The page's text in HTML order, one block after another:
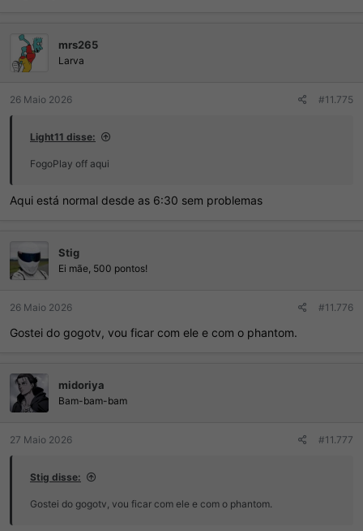
mrs265
Larva
26 Maio 2026 #11.775
Light11 disse:
FogoPlay off aqui
Aqui está normal desde as 6:30 sem problemas
Stig
Ei mãe, 500 pontos!
26 Maio 2026 #11.776
Gostei do gogotv, vou ficar com ele e com o phantom.
midoriya
Bam-bam-bam
27 Maio 2026 #11.777
Stig disse:
Gostei do gogotv, vou ficar com ele e com o phantom.